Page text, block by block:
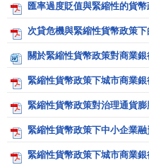
利用該貨幣工具收緊貨幣供
（3）多次大規模發行中
2005年中央銀行四次發
銀行票據，總額達1237億元
央銀行票；2006年對農村
額度為56.66億元，同時開
幣供給量37.92億元，中央
和成本開始表現出來；2007
匯率過度貶值與緊縮性的貨幣
次貸危機與緊縮性貨幣政策
關於緊縮性貨幣政策對商業
緊縮性貨幣政策下城市商業
緊縮性貨幣政策對治理通貨
緊縮性貨幣政策下中小企業
緊縮性貨幣政策下城市商業